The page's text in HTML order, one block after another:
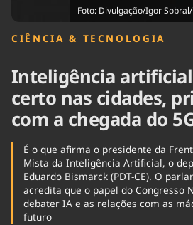
Foto: Divulgação/Igor
CIÊNCIA & TECNOLOGIA
Inteligência
certo nas cidades,
com a chegada do
É o que afirma o presidente da
Mista da Inteligência Artificial, o
Eduardo Bismarck (PDT-CE). O
acredita que o papel do Congresso
debater IA e as relações com as
futuro